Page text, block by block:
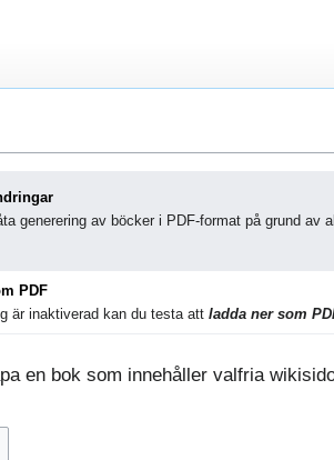
generering av böcker i PDF-format på grund av
PDF
är inaktiverad kan du testa att ladda ner som
en bok som innehåller valfria